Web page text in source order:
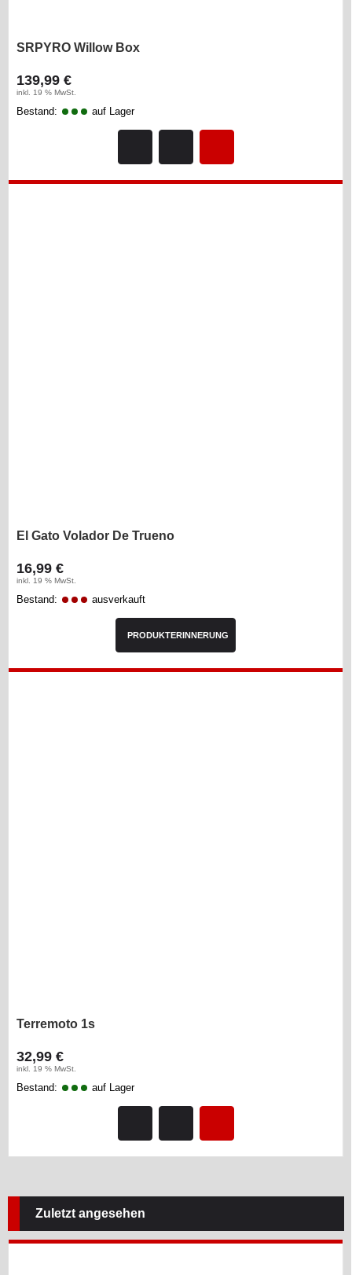
SRPYRO Willow Box
139,99 €
inkl. 19 % MwSt.
Bestand: auf Lager
El Gato Volador De Trueno
16,99 €
inkl. 19 % MwSt.
Bestand: ausverkauft
PRODUKTERINNERUNG
Terremoto 1s
32,99 €
inkl. 19 % MwSt.
Bestand: auf Lager
Zuletzt angesehen